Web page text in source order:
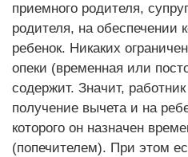
приемного родителя,
родителя, на обеспечении
ребенок. Никаких
опеки (временная или
содержит. Значит,
получение вычета и на
которого он назначен
(попечителем). При этом